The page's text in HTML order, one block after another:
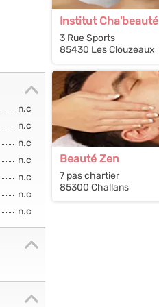
n.c
n.c
n.c
n.c
n.c
n.c
n.c
Institut Cha'beauté
3 Rue Sports
85430 Les Clouzeaux
Beauté Zen
7 pas chartier
85300 Challans